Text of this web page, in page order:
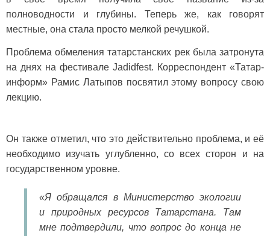
полноводности и глубины. Теперь же, как говорят
местные, она стала просто мелкой речушкой.
Проблема обмеления татарстанских рек была затронута
на днях на фестивале Jadidfest. Корреспондент «Татар-
информ» Рамис Латыпов посвятил этому вопросу свою
лекцию.
Он также отметил, что это действительно проблема, и её
необходимо изучать углубленно, со всех сторон и на
государственном уровне.
«Я обращался в Министерство экологии
и природных ресурсов Татарстана. Там
мне подтвердили, что вопрос до конца не